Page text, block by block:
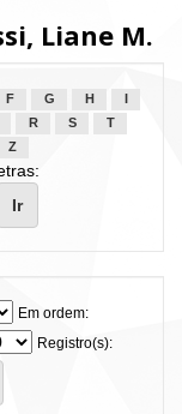
Liane M.
F G H
R S
T
Z
Em ordem:
Registro(s):